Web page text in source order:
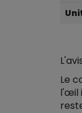
Le
l'œil